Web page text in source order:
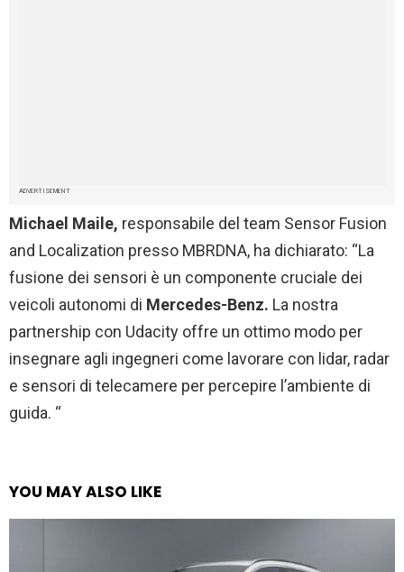
ADVERTISEMENT
Michael Maile, responsabile del team Sensor Fusion
and Localization presso MBRDNA, ha dichiarato: “La
fusione dei sensori è un componente cruciale dei
veicoli autonomi di Mercedes-Benz. La nostra
partnership con Udacity offre un ottimo modo per
insegnare agli ingegneri come lavorare con lidar, radar
e sensori di telecamere per percepire l’ambiente di
guida. “
YOU MAY ALSO LIKE